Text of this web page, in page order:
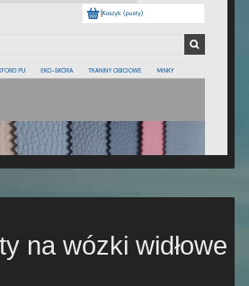
na wózki widłowe